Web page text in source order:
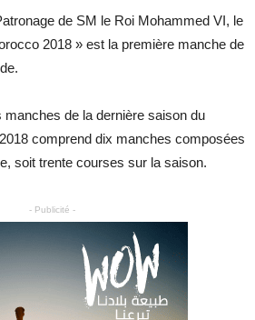
de SM le Roi Mohammed VI, le
2018 » est la première manche de
manches de la dernière saison du
comprend dix manches composées
soit trente courses sur la saison.
- Publicité -